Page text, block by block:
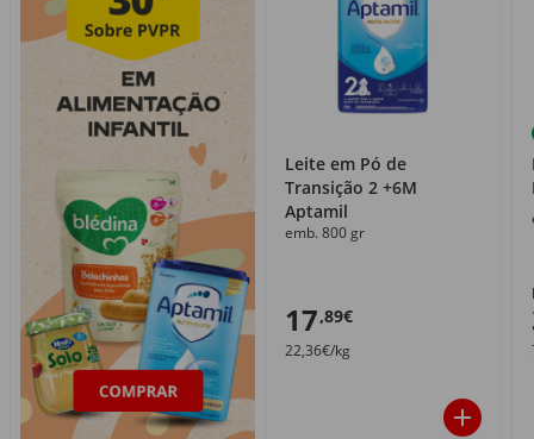
Leite em Pó de
Transição 2 +6M
Aptamil
emb. 800 gr
17,89€
22,36€/kg